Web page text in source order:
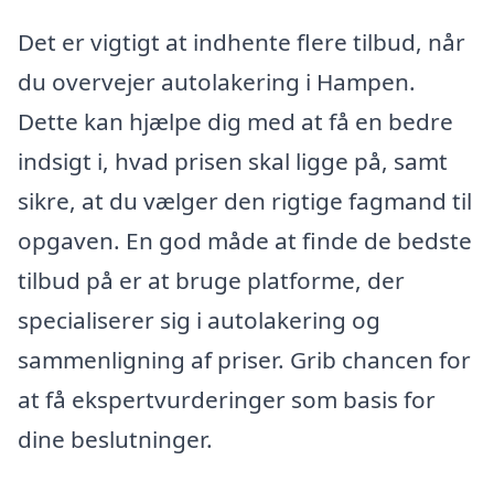
Det er vigtigt at indhente flere tilbud, når
du overvejer autolakering i Hampen.
Dette kan hjælpe dig med at få en bedre
indsigt i, hvad prisen skal ligge på, samt
sikre, at du vælger den rigtige fagmand til
opgaven. En god måde at finde de bedste
tilbud på er at bruge platforme, der
specialiserer sig i autolakering og
sammenligning af priser. Grib chancen for
at få ekspertvurderinger som basis for
dine beslutninger.